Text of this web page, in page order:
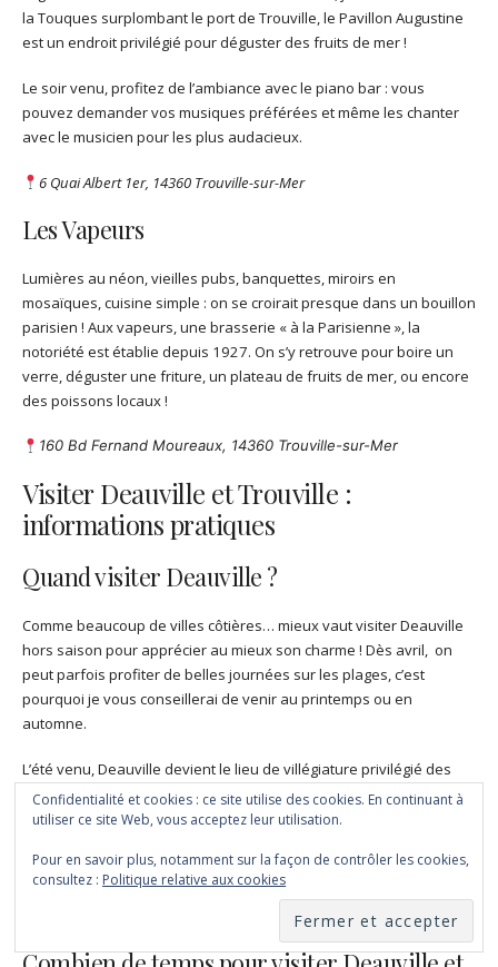
la Touques surplombant le port de Trouville, le Pavillon Augustine
est un endroit privilégié pour déguster des fruits de mer !
Le soir venu, profitez de l’ambiance avec le piano bar : vous
pouvez demander vos musiques préférées et même les chanter
avec le musicien pour les plus audacieux.
6 Quai Albert 1er, 14360 Trouville-sur-Mer
Les Vapeurs
Lumières au néon, vieilles pubs, banquettes, miroirs en
mosaïques, cuisine simple : on se croirait presque dans un bouillon
parisien ! Aux vapeurs, une brasserie « à la Parisienne », la
notoriété est établie depuis 1927. On s’y retrouve pour boire un
verre, déguster une friture, un plateau de fruits de mer, ou encore
des poissons locaux !
160 Bd Fernand Moureaux, 14360 Trouville-sur-Mer
Visiter Deauville et Trouville :
informations pratiques
Quand visiter Deauville ?
Comme beaucoup de villes côtières… mieux vaut visiter Deauville
hors saison pour apprécier au mieux son charme ! Dès avril, on
peut parfois profiter de belles journées sur les plages, c’est
pourquoi je vous conseillerai de venir au printemps ou en
automne.
L’été venu, Deauville devient le lieu de villégiature privilégié des
parisiens et le prix des hébergements s’envole ! Mais vous pouvez
aussi décider de visiter Deauville à l’occasion de l’un des
du film américain ou le championnat mondial de polo. Renseignez-
vous sur le site de l’office de tourismepour connaitre les dates des
Confidentialité et cookies : ce site utilise des cookies. En continuant à
utiliser ce site Web, vous acceptez leur utilisation.
Pour en savoir plus, notamment sur la façon de contrôler les cookies,
consultez : Politique relative aux cookies